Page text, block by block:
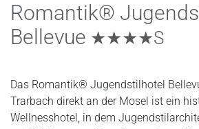
Romantik®
Bellevue ★★★★S
Das Romantik® Jugendstilhotel
Trarbach direkt an der Mosel ist ein
Wellnesshotel, in dem